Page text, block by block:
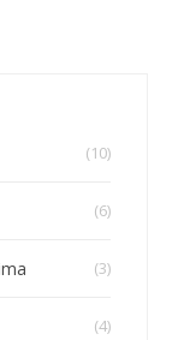
(10)
(6)
(3)
(4)